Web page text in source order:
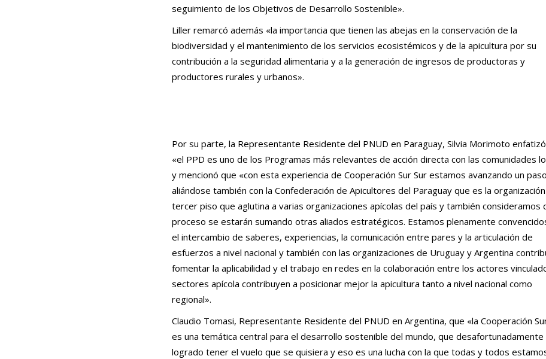
seguimiento de los Objetivos de Desarrollo Sostenible».
Liller remarcó además «la importancia que tienen las abejas en la conservación de la
biodiversidad y el mantenimiento de los servicios ecosistémicos y de la apicultura por su
contribución a la seguridad alimentaria y a la generación de ingresos de productoras y
productores rurales y urbanos».
Por su parte, la Representante Residente del PNUD en Paraguay, Silvia Morimoto
«el PPD es uno de los Programas más relevantes de acción directa con las comunidades
y mencionó que «con esta experiencia de Cooperación Sur Sur estamos avanzando un
aliándose también con la Confederación de Apicultores del Paraguay que es la
tercer piso que aglutina a varias organizaciones apícolas del país y también consideramos
proceso se estarán sumando otras aliados estratégicos. Estamos plenamente
el intercambio de saberes, experiencias, la comunicación entre pares y la articulación de
esfuerzos a nivel nacional y también con las organizaciones de Uruguay y Argentina
fomentar la aplicabilidad y el trabajo en redes en la colaboración entre los actores
sectores apícola contribuyen a posicionar mejor la apicultura tanto a nivel nacional como
regional».
Claudio Tomasi, Representante Residente del PNUD en Argentina, que «la Cooperación
es una temática central para el desarrollo sostenible del mundo, que desafortunadamente
logrado tener el vuelo que se quisiera y eso es una lucha con la que todas y todos